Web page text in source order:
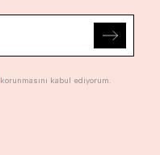
korunmasını kabul ediyorum.